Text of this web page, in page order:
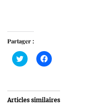
Partager :
Cliquez
pour
dans
une
nouvelle
Cliquez
pour
dans
une
nouvelle
Articles similaires